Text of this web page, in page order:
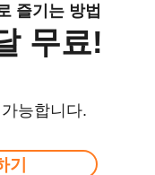
즐기는 방법
무료!
능합니다.
기